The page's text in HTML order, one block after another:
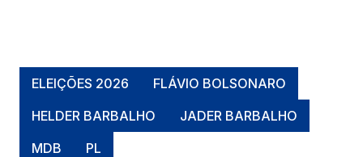
ELEIÇÕES 2026
FLÁVIO BOLSONARO
HELDER BARBALHO
JADER BARBALHO
MDB
PL